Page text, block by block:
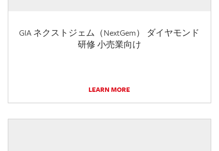
GIA ネクストジェム（NextGem） ダイヤモンド
研修 小売業向け
LEARN MORE